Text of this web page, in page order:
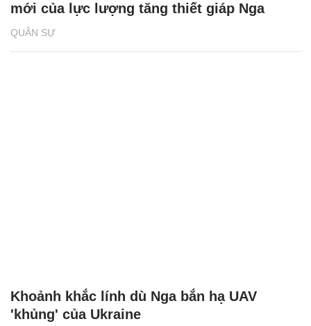
QUÂN SỰ
mới của lực lượng tăng thiết giáp Nga
Khoảnh khắc lính dù Nga bắn hạ UAV
'khủng' của Ukraine